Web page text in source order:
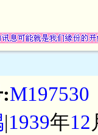
M197530
|1939年12